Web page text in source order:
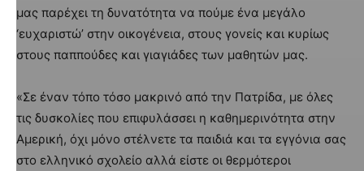
μας παρέχει τη δυνατότητα να πούμε ένα μεγάλο
‘ευχαριστώ’ στην οικογένεια, στους γονείς και κυρίως
στους παππούδες και γιαγιάδες των μαθητών μας.
«Σε έναν τόπο τόσο μακρινό από την Πατρίδα, με όλες
τις δυσκολίες που επιφυλάσσει η καθημερινότητα στην
Αμερική, όχι μόνο στέλνετε τα παιδιά και τα εγγόνια σας
στο ελληνικό σχολείο αλλά είστε οι θερμότεροι